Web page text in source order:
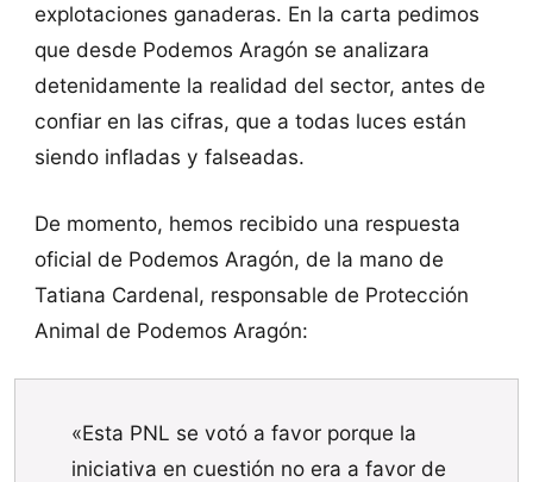
explotaciones ganaderas. En la carta pedimos
que desde Podemos Aragón se analizara
detenidamente la realidad del sector, antes de
confiar en las cifras, que a todas luces están
siendo infladas y falseadas.
De momento, hemos recibido una respuesta
oficial de Podemos Aragón, de la mano de
Tatiana Cardenal, responsable de Protección
Animal de Podemos Aragón:
«Esta PNL se votó a favor porque la
iniciativa en cuestión no era a favor de